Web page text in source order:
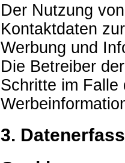
Der Nutzung
Kontaktdaten
Werbung und
Die Betreiber
Schritte im Falle
3.